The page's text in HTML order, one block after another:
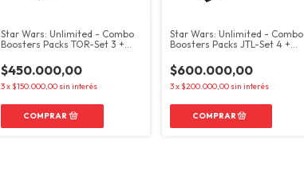
Star Wars: Unlimited - Combo
Boosters Packs TOR-Set 3 +
$450.000,00
3x $150.000,00 sin interés
Star Wars: Unlimited - Combo
Boosters Packs JTL-Set 4 +
$600.000,00
3x $200.000,00 sin interés